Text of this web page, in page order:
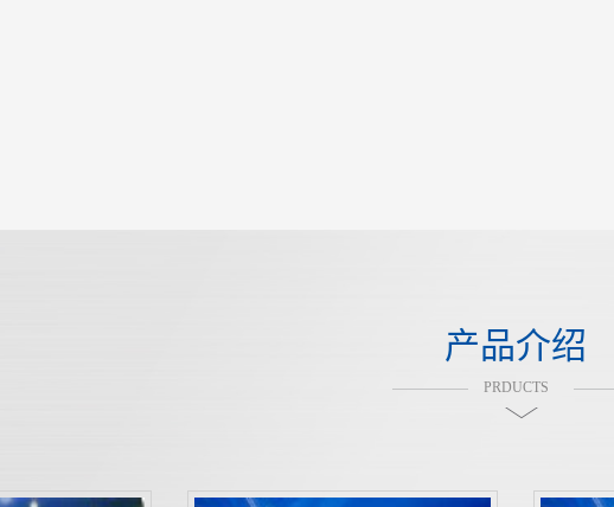
产品介绍
PRDUCTS